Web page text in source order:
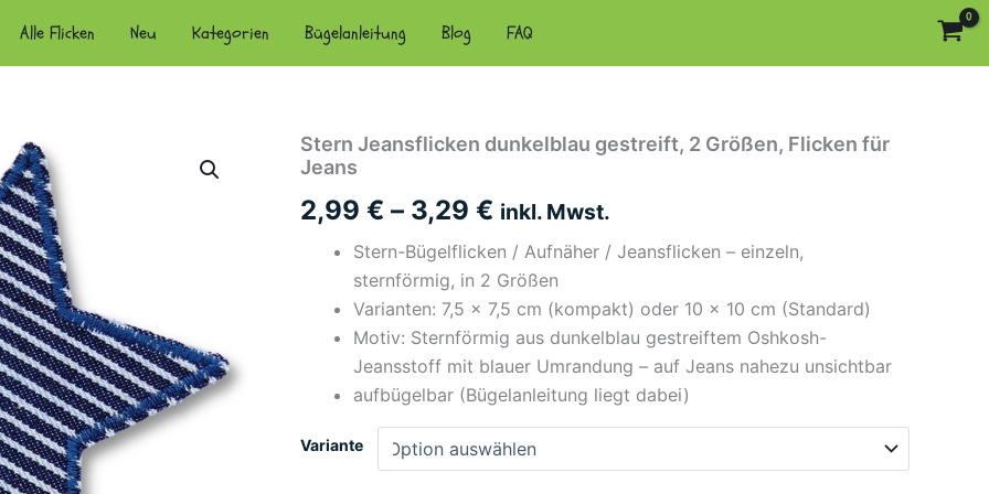
Alle Flicken Neu Kategorien Bügelanleitung Blog FAQ
Stern Jeansflicken dunkelblau gestreift, 2 Größen, Flicken für
Jeans
2,99 € – 3,29 € inkl. Mwst.
Stern-Bügelflicken / Aufnäher / Jeansflicken – einzeln,
sternförmig, in 2 Größen
Varianten: 7,5 × 7,5 cm (kompakt) oder 10 × 10 cm (Standard)
Motiv: Sternförmig aus dunkelblau gestreiftem Oshkosh-
Jeansstoff mit blauer Umrandung – auf Jeans nahezu unsichtbar
aufbügelbar (Bügelanleitung liegt dabei)
Variante